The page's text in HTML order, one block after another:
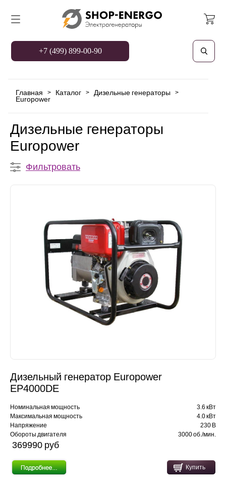
+7 (499) 899-00-90
Главная > Каталог > Дизельные генераторы >
Europower
Дизельные генераторы
Europower
Фильтровать
Дизельный генератор Europower
EP4000DE
Номинальная мощность
3.6 кВт
Максимальная мощность
4.0 кВт
Напряжение
230 В
Обороты двигателя
3000 об./мин.
369990 pуб
Купить